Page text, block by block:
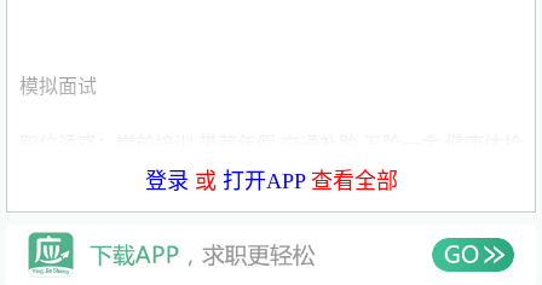
模拟面试
发布时间：2026年6月8日
登录 或 打开APP查看全部